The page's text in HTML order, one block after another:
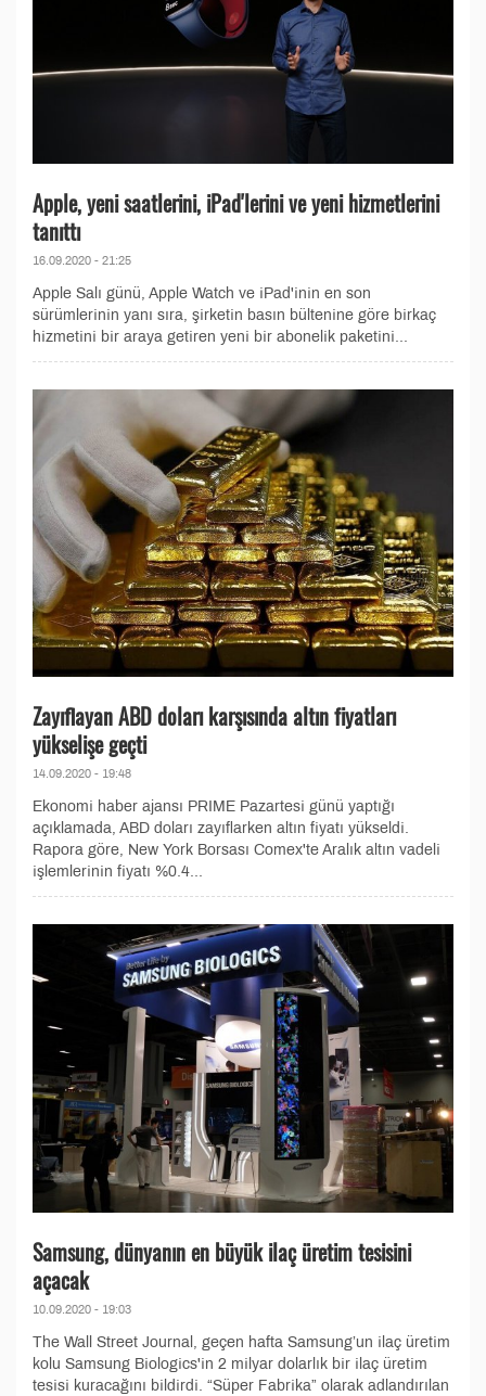
Apple, yeni saatlerini, iPad'lerini ve yeni hizmetlerini
tanıttı
16.09.2020 - 21:25
Apple Salı günü, Apple Watch ve iPad'inin en son
sürümlerinin yanı sıra, şirketin basın bültenine göre birkaç
hizmetini bir araya getiren yeni bir abonelik paketini...
Zayıflayan ABD doları karşısında altın fiyatları
yükselişe geçti
14.09.2020 - 19:48
Ekonomi haber ajansı PRIME Pazartesi günü yaptığı
açıklamada, ABD doları zayıflarken altın fiyatı yükseldi.
Rapora göre, New York Borsası Comex'te Aralık altın vadeli
işlemlerinin fiyatı %0.4...
Samsung, dünyanın en büyük ilaç üretim tesisini
açacak
10.09.2020 - 19:03
The Wall Street Journal, geçen hafta Samsung’un ilaç üretim
kolu Samsung Biologics'in 2 milyar dolarlık bir ilaç üretim
tesisi kuracağını bildirdi. “Süper Fabrika” olarak adlandırılan